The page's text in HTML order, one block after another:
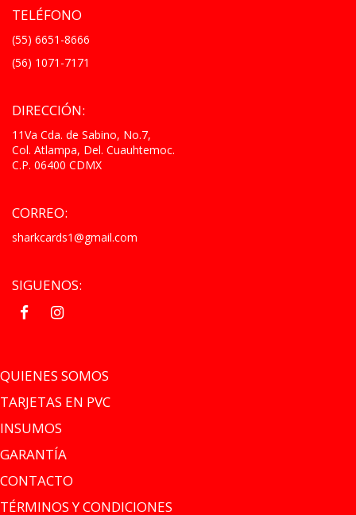
TELÉFONO
(55) 6651-8666
(56) 1071-7171
DIRECCIÓN:
11Va Cda. de Sabino, No.7,
Col. Atlampa, Del. Cuauhtemoc.
C.P. 06400 CDMX
CORREO:
sharkcards1@gmail.com
SIGUENOS:
QUIENES SOMOS
TARJETAS EN PVC
INSUMOS
GARANTÍA
CONTACTO
TÉRMINOS Y CONDICIONES